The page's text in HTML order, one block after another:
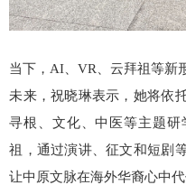
当下，AI、VR、云拜祖等新
未来，祝晓琳表示，她将依
寻根、文化、中医等主题
祖，通过演讲、征文和短剧
让中原文脉在海外华裔心中代